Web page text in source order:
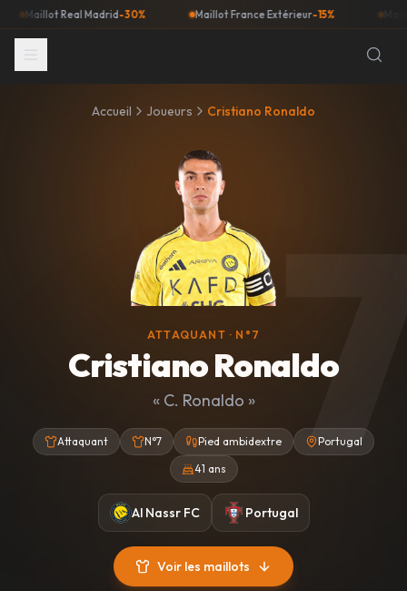
Maillot Real Madrid-30% Maillot France Extérieur-15% Maillot
Accueil Joueurs Cristiano Ronaldo
ATTAQUANT · N°7
Maillot
Cristiano Ronaldo
« C. Ronaldo »
Attaquant N°7 Pied ambidextre
Portugal
41 ans
Al Nassr FC Portugal
Voir les maillots